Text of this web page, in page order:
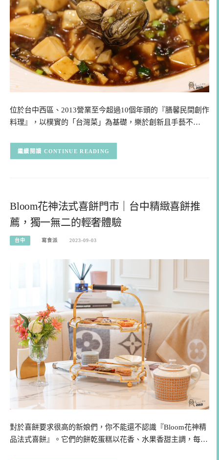
位於台中西區、2013營業至今超過10個年頭的『膳馨民間創作
料理』，以樸實的「台灣菜」為基礎，樂於創新且手藝不…
CONTINUE READING
Bloom花神法式喜餅門市｜台中精緻喜餅推
薦，獨一無二的輕奢體驗
台中 寫食派 2023-09-03
對於喜餅要求很高的新娘們，你不能還不認識『Bloom花神精
品法式喜餅』。它們的餅乾蛋糕以花香、水果香甜主調，每…